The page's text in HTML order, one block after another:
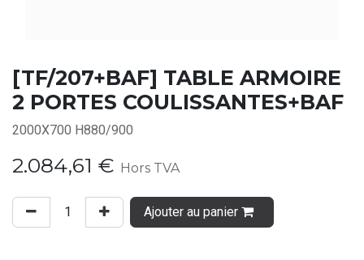
[TF/207+BAF] TABLE ARMOIRE
2 PORTES COULISSANTES+BAF
2000X700 H880/900
2.084,61 € Hors TVA
Ajouter au panier